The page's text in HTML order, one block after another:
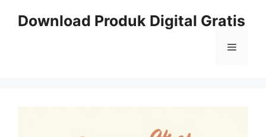
Download Produk Digital Gratis
Menu